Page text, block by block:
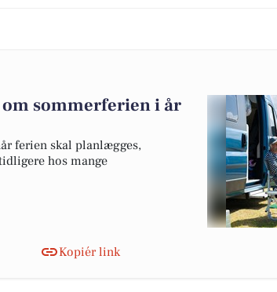
sommerferien i år
ferien skal planlægges,
hos mange
Kopiér link